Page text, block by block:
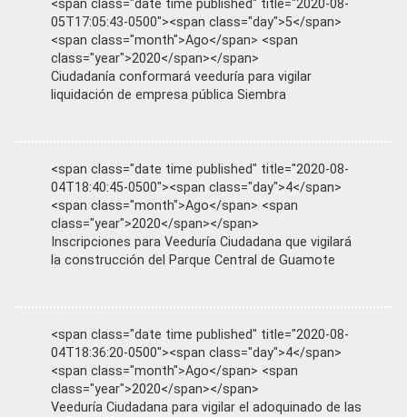
<span class="date time published" title="2020-08-
05T17:05:43-0500"><span class="day">5</span>
<span class="month">Ago</span> <span
class="year">2020</span></span>
Ciudadanía conformará veeduría para vigilar
liquidación de empresa pública Siembra
<span class="date time published" title="2020-08-
04T18:40:45-0500"><span class="day">4</span>
<span class="month">Ago</span> <span
class="year">2020</span></span>
Inscripciones para Veeduría Ciudadana que vigilará
la construcción del Parque Central de Guamote
<span class="date time published" title="2020-08-
04T18:36:20-0500"><span class="day">4</span>
<span class="month">Ago</span> <span
class="year">2020</span></span>
Veeduría Ciudadana para vigilar el adoquinado de las